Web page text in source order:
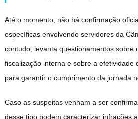
Até o momento, não há confirmação
específicas envolvendo servidores da
contudo, levanta questionamentos sobre
fiscalização interna e sobre a efetividade
para garantir o cumprimento da jornada
Caso as suspeitas venham a ser
desse tipo podem caracterizar infrações